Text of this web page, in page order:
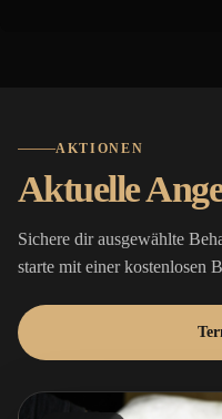
AKTIONEN
Aktuelle
Sichere dir ausgewählte
starte mit einer kostenlosen